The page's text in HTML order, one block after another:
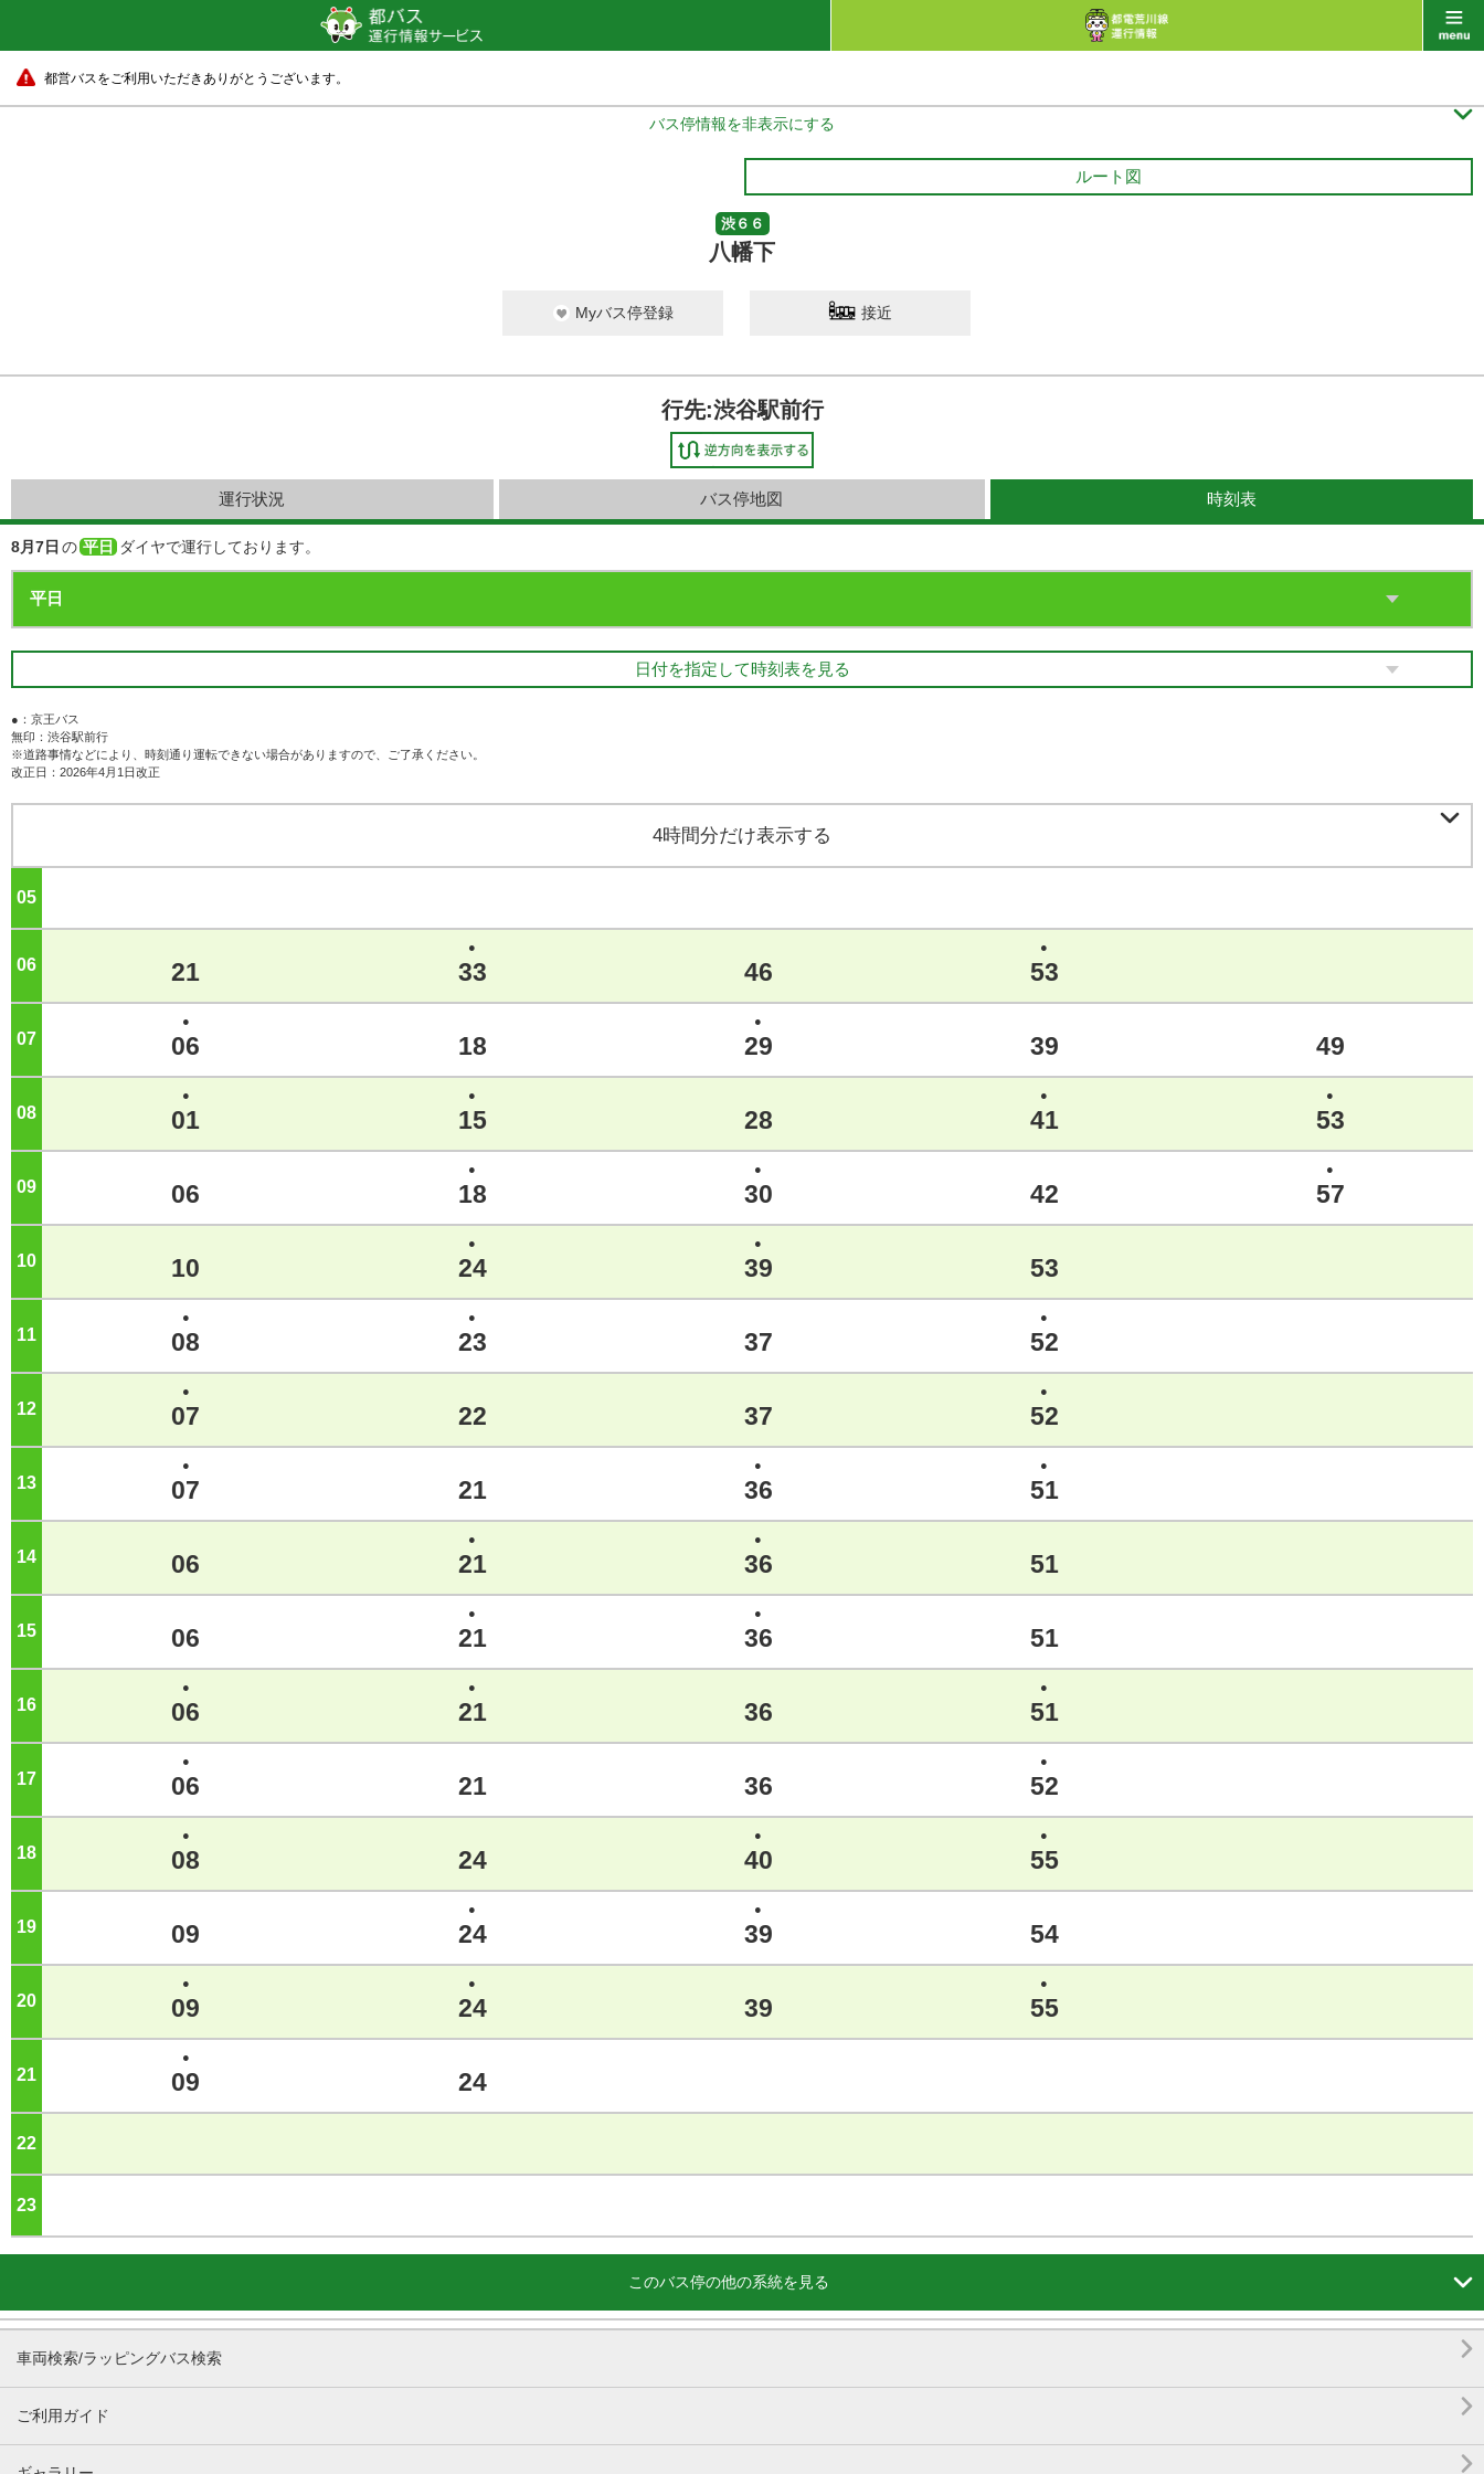
都営バスをご利用いただきありがとうございます。
バス停情報を非表示にする 
ルート図
渋６６
八幡下
Myバス停登録 接近
行先:渋谷駅前行
運行状況 バス停地図 時刻表
8月7日 の 平日 ダイヤで運行しております。
日付を指定して時刻表を見る
●：京王バス
無印：渋谷駅前行
※道路事情などにより、時刻通り運転できない場合がありますので、ご了承ください。
改正日：2026年4月1日改正
4時間分だけ表示する 
05
06 21
●
33 46
●
53
07
●
06 18
●
29 39 49
08
●
01
●
15 28
●
41
●
53
09 06
●
18
●
30 42
●
57
10 10
●
24
●
39 53
11
●
08
●
23 37
●
52
12
●
07 22 37
●
52
13
●
07 21
●
36
●
51
14 06
●
21
●
36 51
15 06
●
21
●
36 51
16
●
06
●
21 36
●
51
17
●
06 21 36
●
52
18
●
08 24
●
40
●
55
19 09
●
24
●
39 54
20
●
09
●
24 39
●
55
21
●
09 24
22
23
このバス停の他の系統を見る 
車両検索/ラッピングバス検索 
ご利用ガイド 
